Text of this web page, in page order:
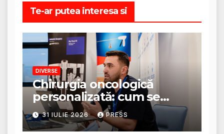
Te-ar putea interesa si
DIVERSE
Chirurgia oncologică
personalizată: cum se
stabilește planul de
tratament
31 IULIE 2026 PRESS